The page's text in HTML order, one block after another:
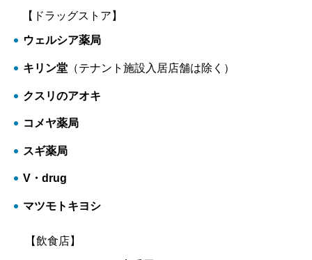
【ドラッグストア】
ウェルシア薬局
キリン堂（テナント施設入居店舗は除く）
クスリのアオキ
コメヤ薬局
スギ薬局
V・drug
マツモトキヨシ
【飲食店】